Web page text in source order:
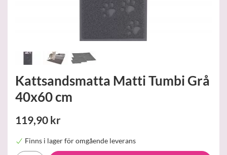
Kattsandsmatta Matti Tumbi Grå
40x60 cm
119,90 kr
Finns i lager för omgående leverans